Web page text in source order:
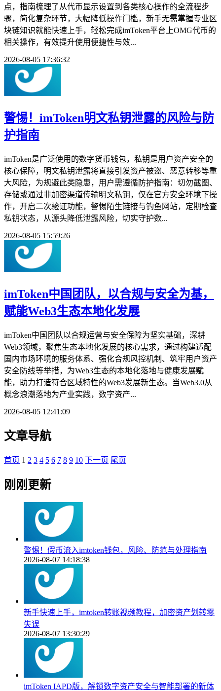
点，指南梳理了从代币显示设置到各类核心操作的全流程步
骤，简化复杂环节，大幅降低操作门槛，新手无需掌握专业区
块链知识就能快速上手，轻松完成imToken平台上OMG代币的
相关操作，有效提升使用便捷性与效...
2026-08-05 17:36:32
警惕！imToken明文私钥泄露的风险与防
护指南
imToken是广泛使用的数字货币钱包，私钥是用户资产安全的
核心保障，明文私钥泄露将直接引发资产被盗、恶意转移等重
大风险，为规避此类隐患，用户需遵循防护指南：切勿截图、
存储或通过非加密渠道传输明文私钥，仅在官方安全环境下操
作，开启二次验证功能，警惕陌生链接与钓鱼网站，定期检查
私钥状态，从源头降低泄露风险，切实守护数...
2026-08-05 15:59:26
imToken中国团队，以合规与安全为基，
赋能Web3生态本地化发展
imToken中国团队以合规运营与安全保障为坚实基础，深耕
Web3领域，聚焦生态本地化发展的核心需求，通过构建适配
国内市场环境的服务体系、强化合规风控机制、筑牢用户资产
安全防线等举措，为Web3生态的本地化落地与健康发展赋
能，助力打造符合区域特性的Web3发展新生态。当Web3.0从
概念浪潮落地为产业实践，数字资产...
2026-08-05 12:41:09
文章导航
首页 1 2 3 4 5 6 7 8 9 10 下一页 尾页
刚刚更新
警惕！假币流入imtoken钱包，风险、防范与处理指南
2026-08-07 14:18:38
新手快速上手，imtoken转账视频教程，加密资产划转零
失误
2026-08-07 13:30:29
imToken IAPD版，解锁数字资产安全与智能部署的新体